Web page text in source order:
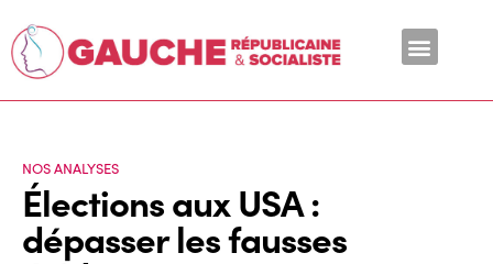
NOS ANALYSES
Élections aux USA :
dépasser les fausses